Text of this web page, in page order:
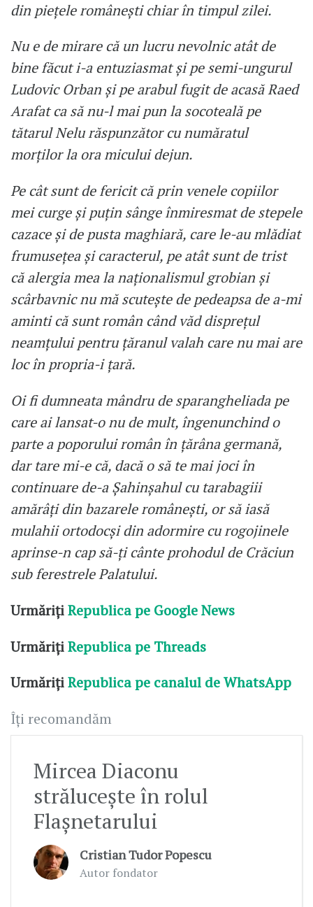
din piețele românești chiar în timpul zilei.
Nu e de mirare că un lucru nevolnic atât de
bine făcut i-a entuziasmat și pe semi-ungurul
Ludovic Orban și pe arabul fugit de acasă Raed
Arafat ca să nu-l mai pun la socoteală pe
tătarul Nelu răspunzător cu număratul
morților la ora micului dejun.
Pe cât sunt de fericit că prin venele copiilor
mei curge și puțin sânge înmiresmat de stepele
cazace și de pusta maghiară, care le-au mlădiat
frumusețea și caracterul, pe atât sunt de trist
că alergia mea la naționalismul grobian și
scârbavnic nu mă scutește de pedeapsa de a-mi
aminti că sunt român când văd disprețul
neamțului pentru țăranul valah care nu mai are
loc în propria-i țară.
Oi fi dumneata mândru de sparangheliada pe
care ai lansat-o nu de mult, îngenunchind o
parte a poporului român în țărâna germană,
dar tare mi-e că, dacă o să te mai joci în
continuare de-a Șahinșahul cu tarabagiii
amărâți din bazarele românești, or să iasă
mulahii ortodocși din adormire cu rogojinele
aprinse-n cap să-ți cânte prohodul de Crăciun
sub ferestrele Palatului.
UrmărițiRepublica pe Google News
UrmărițiRepublica pe Threads
UrmărițiRepublica pe canalul de WhatsApp
Îți recomandăm
Mircea Diaconu
strălucește în rolul
Flașnetarului
Cristian Tudor Popescu
Autor fondator